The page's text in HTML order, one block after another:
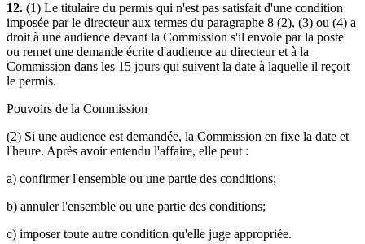
12. (1) Le titulaire du permis qui n'est pas satisfait d'une condition
imposée par le directeur aux termes du paragraphe 8 (2), (3) ou (4) a
droit à une audience devant la Commission s'il envoie par la poste
ou remet une demande écrite d'audience au directeur et à la
Commission dans les 15 jours qui suivent la date à laquelle il reçoit
le permis.
Pouvoirs de la Commission
(2) Si une audience est demandée, la Commission en fixe la date et
l'heure. Après avoir entendu l'affaire, elle peut :
a) confirmer l'ensemble ou une partie des conditions;
b) annuler l'ensemble ou une partie des conditions;
c) imposer toute autre condition qu'elle juge appropriée.